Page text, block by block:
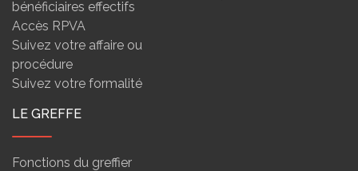
bénéficiaires effectifs
Accès RPVA
Suivez votre affaire ou
procédure
Suivez votre formalité
LE GREFFE
Fonctions du greffier